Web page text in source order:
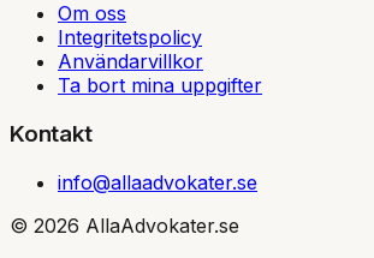
Om oss
Integritetspolicy
Användarvillkor
Ta bort mina uppgifter
Kontakt
info@allaadvokater.se
© 2026 AllaAdvokater.se